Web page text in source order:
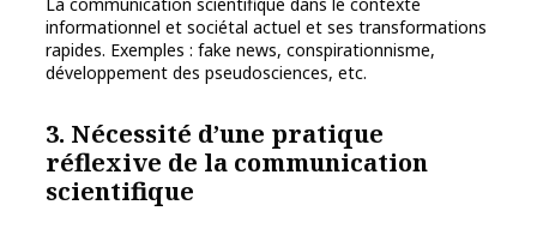
informationnel et sociétal actuel et ses transformations
rapides. Exemples : fake news, conspirationnisme,
développement des pseudosciences, etc.
3. Nécessité d’une pratique
réflexive de la communication
scientifique